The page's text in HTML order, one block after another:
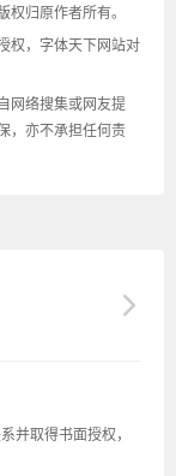
归原作者所有。
权，字体天下网站对
网络搜集或网友提
，亦不承担任何责
并取得书面授权，